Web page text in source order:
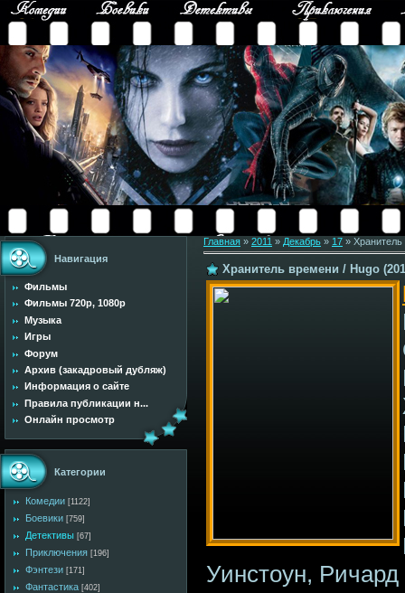
Навигация
Фильмы
Фильмы 720p, 1080p
Музыка
Игры
Форум
Архив (закадровый дубляж)
Информация о сайте
Правила публикации н...
Онлайн просмотр
Категории
Комедии [1122]
Боевики [759]
Детективы [67]
Приключения [196]
Фэнтези [171]
Фантастика [402]
Главная » 2011 » Декабрь » 17 »
Хранитель времени / Hugo
Уинстоун,